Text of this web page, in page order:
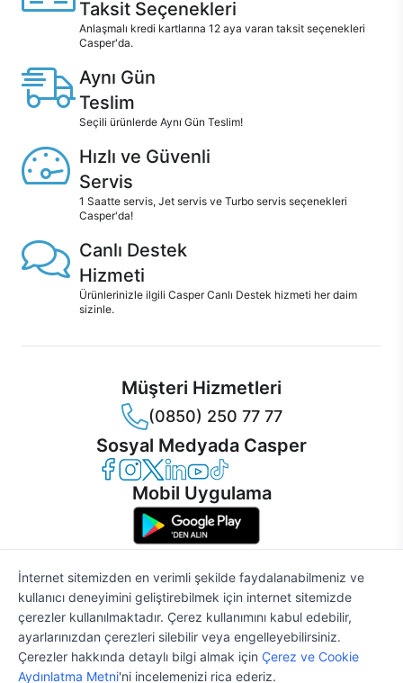
40.903 TL40.085 TL
Taksit Seçenekleri
Anlaşmalı kredi kartlarına 12 aya varan taksit seçenekleri
Casper'da.
Aynı Gün
Teslim
Seçili ürünlerde Aynı Gün Teslim!
Hızlı ve Güvenli
Servis
1 Saatte servis, Jet servis ve Turbo servis seçenekleri
Casper'da!
Canlı Destek
Hizmeti
Ürünlerinizle ilgili Casper Canlı Destek hizmeti her daim
sizinle.
Müşteri Hizmetleri
(0850) 250 77 77
Sosyal Medyada Casper
Casper Facebook
Casper Instagram
Casper Twitter
Casper LinkedIn
Casper YouTube
Casper TikTok
Mobil Uygulama
© 2021 - 2026 Casper Bilgisayar Sistemleri A.Ş. Tüm Hakları Saklıdır
KVKK
Çerez Politikası
Bilgi Güvenliği
İnternet sitemizden en verimli şekilde faydalanabilmeniz ve
kullanıcı deneyimini geliştirebilmek için internet sitemizde
çerezler kullanılmaktadır. Çerez kullanımını kabul edebilir,
ayarlarınızdan çerezleri silebilir veya engelleyebilirsiniz.
Çerezler hakkında detaylı bilgi almak için Çerez ve Cookie
Aydınlatma Metni'ni incelemenizi rica ederiz.